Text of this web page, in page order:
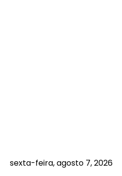
sexta-feira, agosto 7, 2026